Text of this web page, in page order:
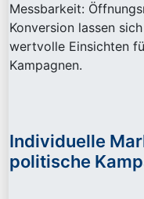
Messbarkeit:
Konversion lassen
wertvolle Einsichten
Kampagnen.
Individuelle
politische